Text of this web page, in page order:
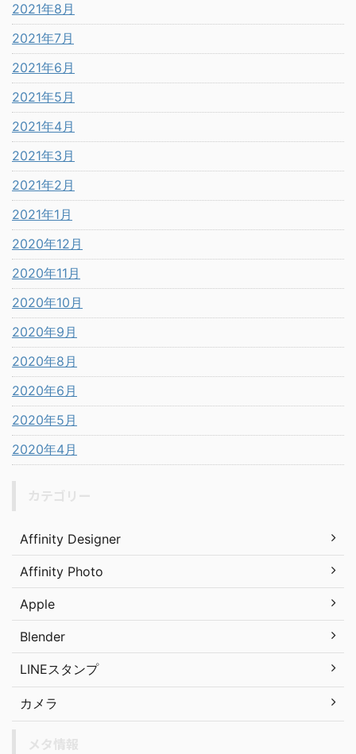
2021年8月
2021年7月
2021年6月
2021年5月
2021年4月
2021年3月
2021年2月
2021年1月
2020年12月
2020年11月
2020年10月
2020年9月
2020年8月
2020年6月
2020年5月
2020年4月
Affinity Designer
Affinity Photo
Apple
Blender
LINEスタンプ
カメラ